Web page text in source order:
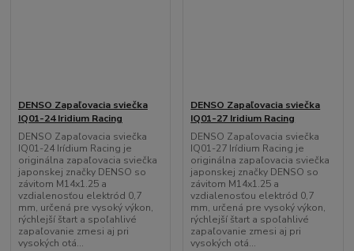
DENSO Zapaľovacia sviečka
IQ01-24 Iridium Racing
DENSO Zapaľovacia sviečka
IQ01-24 Irídium Racing je
originálna zapaľovacia sviečka
japonskej značky DENSO so
závitom M14x1.25 a
vzdialenosťou elektród 0,7
mm, určená pre vysoký výkon,
rýchlejší štart a spoľahlivé
zapaľovanie zmesi aj pri
vysokých otá...
DENSO Zapaľovacia sviečka
IQ01-27 Iridium Racing
DENSO Zapaľovacia sviečka
IQ01-27 Irídium Racing je
originálna zapaľovacia sviečka
japonskej značky DENSO so
závitom M14x1.25 a
vzdialenosťou elektród 0,7
mm, určená pre vysoký výkon,
rýchlejší štart a spoľahlivé
zapaľovanie zmesi aj pri
vysokých otá...